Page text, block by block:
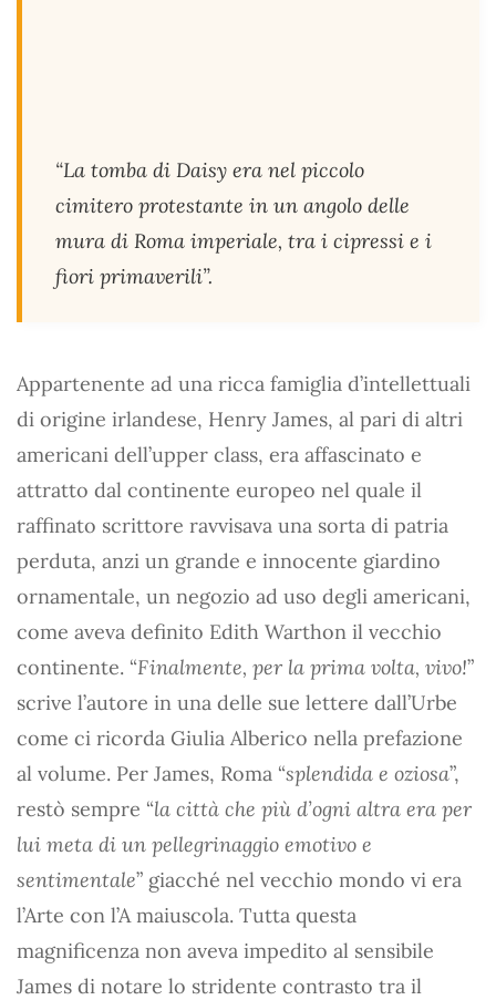
“La tomba di Daisy era nel piccolo
cimitero protestante in un angolo delle
mura di Roma imperiale, tra i cipressi e i
fiori primaverili”.
Appartenente ad una ricca famiglia d’intellettuali
di origine irlandese, Henry James, al pari di altri
americani dell’upper class, era affascinato e
attratto dal continente europeo nel quale il
raffinato scrittore ravvisava una sorta di patria
perduta, anzi un grande e innocente giardino
ornamentale, un negozio ad uso degli americani,
come aveva definito Edith Warthon il vecchio
continente. “Finalmente, per la prima volta, vivo!”
scrive l’autore in una delle sue lettere dall’Urbe
come ci ricorda Giulia Alberico nella prefazione
al volume. Per James, Roma “splendida e oziosa”,
restò sempre “la città che più d’ogni altra era per
lui meta di un pellegrinaggio emotivo e
sentimentale” giacché nel vecchio mondo vi era
l’Arte con l’A maiuscola. Tutta questa
magnificenza non aveva impedito al sensibile
James di notare lo stridente contrasto tra il